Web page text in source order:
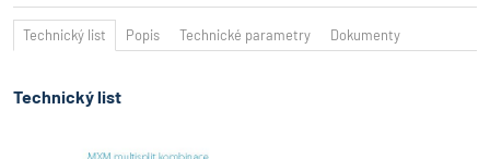
Technický list Popis Technické parametry Dokumenty
Technický list